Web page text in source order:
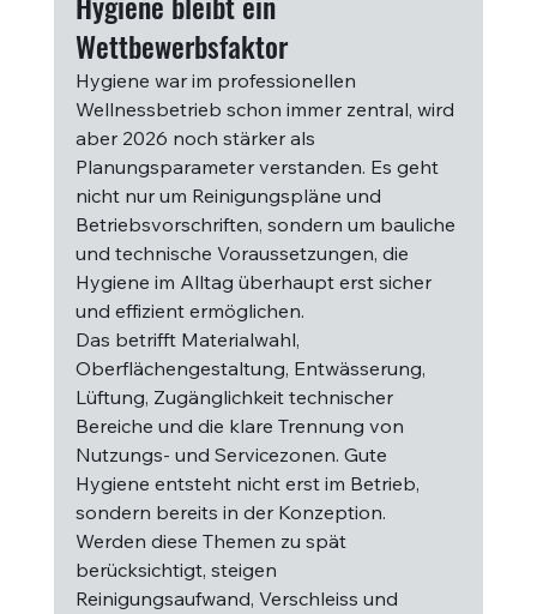
Wettbewerbsfaktor
Hygiene war im professionellen
Wellnessbetrieb schon immer zentral, wird
aber 2026 noch stärker als
Planungsparameter verstanden. Es geht
nicht nur um Reinigungspläne und
Betriebsvorschriften, sondern um bauliche
und technische Voraussetzungen, die
Hygiene im Alltag überhaupt erst sicher
und effizient ermöglichen.
Das betrifft Materialwahl,
Oberflächengestaltung, Entwässerung,
Lüftung, Zugänglichkeit technischer
Bereiche und die klare Trennung von
Nutzungs- und Servicezonen. Gute
Hygiene entsteht nicht erst im Betrieb,
sondern bereits in der Konzeption.
Werden diese Themen zu spät
berücksichtigt, steigen
Reinigungsaufwand, Verschleiss und